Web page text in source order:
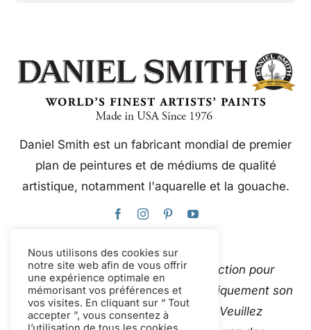
Daniel Smith est un fabricant mondial de premier
plan de peintures et de médiums de qualité
artistique, notamment l'aquarelle et la gouache.
Ce site web utilise Google Traduction pour
traduire instantanément et automatiquement son
contenu en plusieurs langues. Veuillez
Nous utilisons des cookies sur
notre site web afin de vous offrir
une expérience optimale en
mémorisant vos préférences et
vos visites. En cliquant sur “ Tout
accepter ”, vous consentez à